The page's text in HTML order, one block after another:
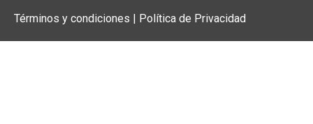
Términos y condiciones | Política de Privacidad